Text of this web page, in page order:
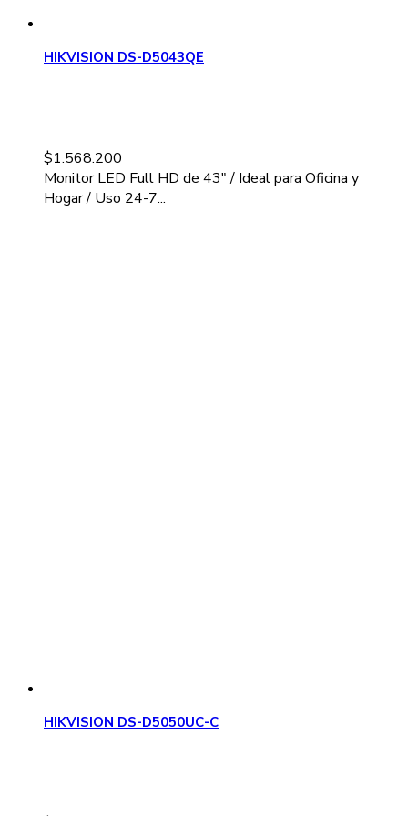
HIKVISION DS-D5043QE
$1.568.200
Monitor LED Full HD de 43" / Ideal para Oficina y
Hogar / Uso 24-7...
HIKVISION DS-D5050UC-C